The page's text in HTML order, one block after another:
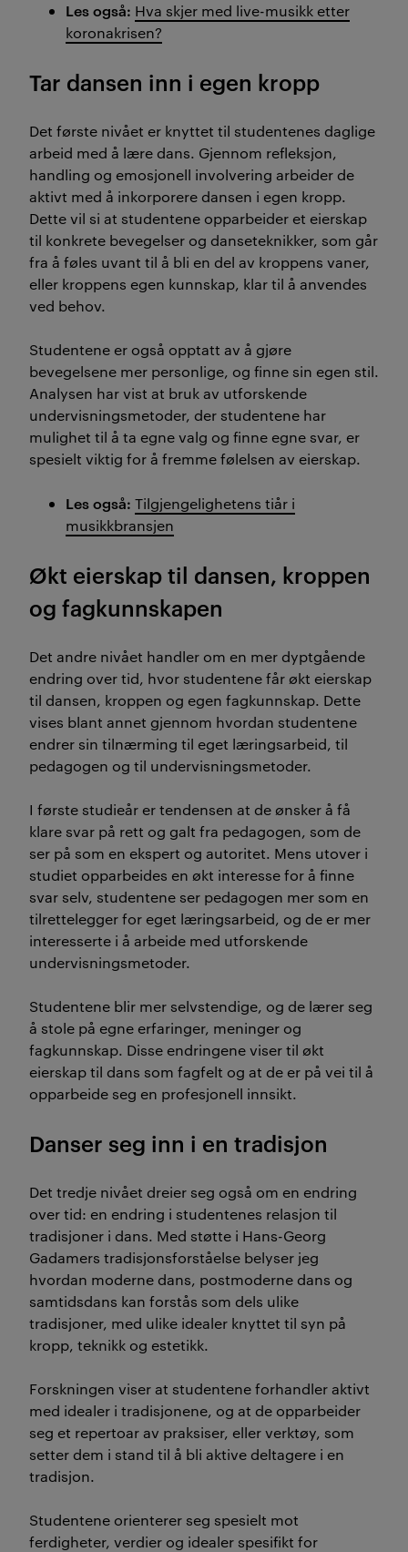
Les også: Hva skjer med live-musikk etter
koronakrisen?
Tar dansen inn i egen kropp
Det første nivået er knyttet til studentenes daglige
arbeid med å lære dans. Gjennom refleksjon,
handling og emosjonell involvering arbeider de
aktivt med å inkorporere dansen i egen kropp.
Dette vil si at studentene opparbeider et eierskap
til konkrete bevegelser og danseteknikker, som går
fra å føles uvant til å bli en del av kroppens vaner,
eller kroppens egen kunnskap, klar til å anvendes
ved behov.
Studentene er også opptatt av å gjøre
bevegelsene mer personlige, og finne sin egen stil.
Analysen har vist at bruk av utforskende
undervisningsmetoder, der studentene har
mulighet til å ta egne valg og finne egne svar, er
spesielt viktig for å fremme følelsen av eierskap.
Les også: Tilgjengelighetens tiår i
musikkbransjen
Økt eierskap til dansen, kroppen
og fagkunnskapen
Det andre nivået handler om en mer dyptgående
endring over tid, hvor studentene får økt eierskap
til dansen, kroppen og egen fagkunnskap. Dette
vises blant annet gjennom hvordan studentene
endrer sin tilnærming til eget læringsarbeid, til
pedagogen og til undervisningsmetoder.
I første studieår er tendensen at de ønsker å få
klare svar på rett og galt fra pedagogen, som de
ser på som en ekspert og autoritet. Mens utover i
studiet opparbeides en økt interesse for å finne
svar selv, studentene ser pedagogen mer som en
tilrettelegger for eget læringsarbeid, og de er mer
interesserte i å arbeide med utforskende
undervisningsmetoder.
Studentene blir mer selvstendige, og de lærer seg
å stole på egne erfaringer, meninger og
fagkunnskap. Disse endringene viser til økt
eierskap til dans som fagfelt og at de er på vei til å
opparbeide seg en profesjonell innsikt.
Danser seg inn i en tradisjon
Det tredje nivået dreier seg også om en endring
over tid: en endring i studentenes relasjon til
tradisjoner i dans. Med støtte i Hans-Georg
Gadamers tradisjonsforståelse belyser jeg
hvordan moderne dans, postmoderne dans og
samtidsdans kan forstås som dels ulike
tradisjoner, med ulike idealer knyttet til syn på
kropp, teknikk og estetikk.
Forskningen viser at studentene forhandler aktivt
med idealer i tradisjonene, og at de opparbeider
seg et repertoar av praksiser, eller verktøy, som
setter dem i stand til å bli aktive deltagere i en
tradisjon.
Studentene orienterer seg spesielt mot
ferdigheter, verdier og idealer spesifikt for